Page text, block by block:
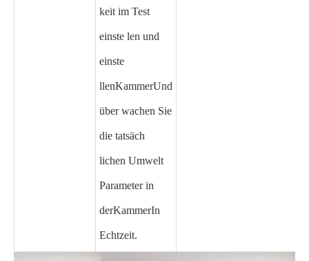
keit im Test
einste len und
einste
llenKammerUnd
über wachen Sie
die tatsäch
lichen Umwelt
Parameter in
derKammerIn
Echtzeit.